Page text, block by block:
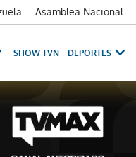
Asamblea Nacional
SHOW TVN DEPORTES